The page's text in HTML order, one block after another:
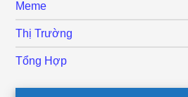
Meme
Thị Trường
Tổng Hợp